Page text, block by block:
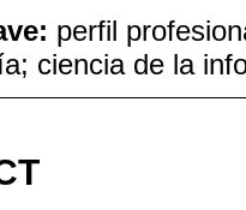
perfil
ciencia de la